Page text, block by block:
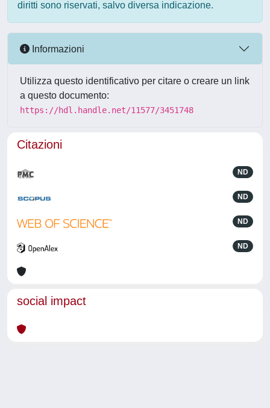
diritti sono riservati, salvo diversa indicazione.
Informazioni
Utilizza questo identificativo per citare o creare un link
a questo documento:
https://hdl.handle.net/11577/3451748
Citazioni
ND
ND
ND
ND
social impact